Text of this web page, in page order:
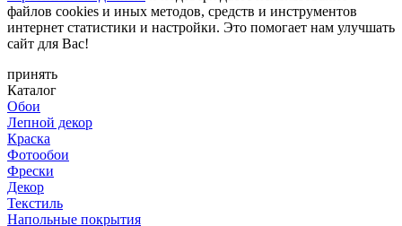
файлов cookies и иных методов, средств и инструментов
интернет статистики и настройки. Это помогает нам улучшать
сайт для Вас!
принять
Каталог
Обои
Лепной декор
Краска
Фотообои
Фрески
Декор
Текстиль
Напольные покрытия